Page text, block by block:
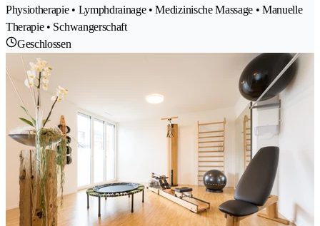
Physiotherapie • Lymphdrainage • Medizinische Massage • Manuelle
Therapie • Schwangerschaft
Geschlossen